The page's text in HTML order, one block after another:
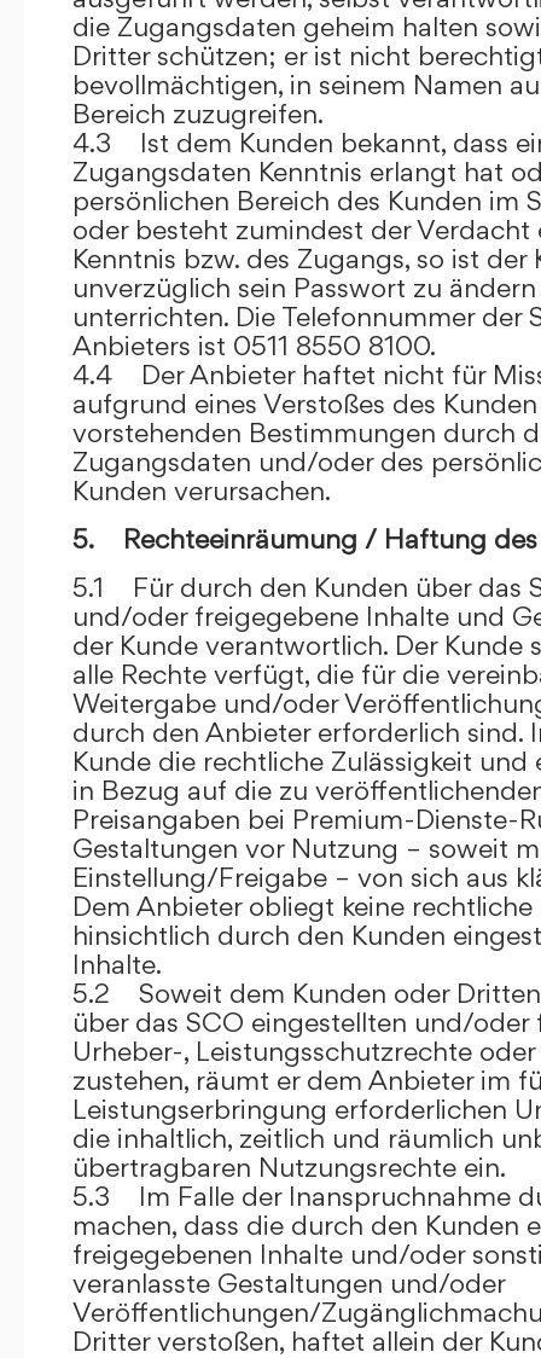
die Zugangsdaten geheim halten
Dritter schützen; er ist nicht
bevollmächtigen, in seinem Namen
Bereich zuzugreifen.
4.3 Ist dem Kunden bekannt, dass
Zugangsdaten Kenntnis erlangt hat
persönlichen Bereich des Kunden im
oder besteht zumindest der Verdacht
Kenntnis bzw. des Zugangs, so ist
unverzüglich sein Passwort zu
unterrichten. Die Telefonnummer der
Anbieters ist 0511 8550 8100.
4.4 Der Anbieter haftet nicht für
aufgrund eines Verstoßes des
vorstehenden Bestimmungen durch
Zugangsdaten und/oder des
Kunden verursachen.
5. Rechteeinräumung / Haftung des
5.1 Für durch den Kunden über das
und/oder freigegebene Inhalte und
der Kunde verantwortlich. Der Kunde
alle Rechte verfügt, die für die
Weitergabe und/oder
durch den Anbieter erforderlich sind.
Kunde die rechtliche Zulässigkeit
in Bezug auf die zu
Preisangaben bei Premium-Dienste-
Gestaltungen vor Nutzung – soweit
Einstellung/Freigabe – von sich aus
Dem Anbieter obliegt keine
hinsichtlich durch den Kunden
Inhalte.
5.2 Soweit dem Kunden oder
über das SCO eingestellten und/
Urheber-, Leistungsschutzrechte
zustehen, räumt er dem Anbieter im
Leistungserbringung erforderlichen
die inhaltlich, zeitlich und räumlich
übertragbaren Nutzungsrechte ein.
5.3 Im Falle der Inanspruchnahme
machen, dass die durch den Kunden
freigegebenen Inhalte und/oder
veranlasste Gestaltungen und/oder
Veröffentlichungen/
Dritter verstoßen, haftet allein der